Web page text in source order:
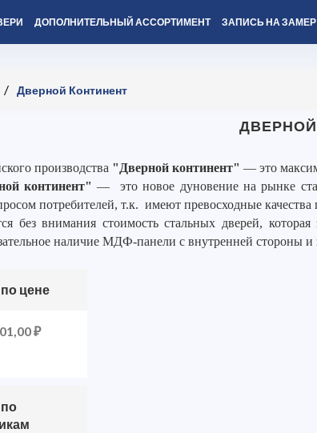
ДОПОЛНИТЕЛЬНЫЙ АССОРТИМЕНТ ЗАПИСЬ НА ЗАМЕР
Дверной Континент
производства "Дверной континент" — это
континент" — это новое дуновение на рынке
потребителей, т.к. имеют превосходные
без внимания стоимость стальных дверей,
наличие МДФ-панели с внутренней стороны
цене
₽